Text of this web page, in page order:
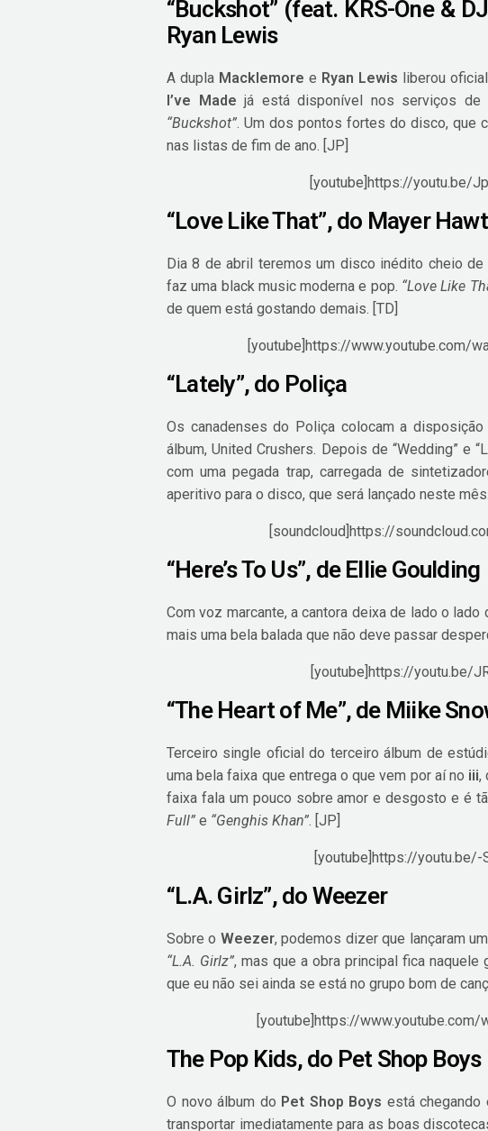
“Buckshot” (feat. KRS-One &
Ryan Lewis
A dupla Macklemore e Ryan Lewis liberou
I’ve Made já está disponível nos serviços
“Buckshot”. Um dos pontos fortes do disco, que
nas listas de fim de ano. [JP]
[youtube]https://youtu.be/
“Love Like That”, do Mayer
Dia 8 de abril teremos um disco inédito cheio
faz uma black music moderna e pop. “Love Like
de quem está gostando demais. [TD]
[youtube]https://www.youtube.com/
“Lately”, do Poliça
Os canadenses do Poliça colocam a
álbum, United Crushers. Depois de “Wedding” e
com uma pegada trap, carregada de
aperitivo para o disco, que será lançado neste
[soundcloud]https://
“Here’s To Us”, de Ellie Goulding
Com voz marcante, a cantora deixa de lado o
mais uma bela balada que não deve passar
[youtube]https://youtu.be/
“The Heart of Me”, de Miike
Terceiro single oficial do terceiro álbum de
uma bela faixa que entrega o que vem por aí no iii,
faixa fala um pouco sobre amor e desgosto e é
Full” e “Genghis Khan”. [JP]
[youtube]https://youtu.be/-
“L.A. Girlz”, do Weezer
Sobre o Weezer, podemos dizer que lançaram
“L.A. Girlz”, mas que a obra principal fica naquele
que eu não sei ainda se está no grupo bom de
[youtube]https://www.youtube.com/
The Pop Kids, do Pet Shop Boys
O novo álbum do Pet Shop Boys está chegando
transportar imediatamente para as boas